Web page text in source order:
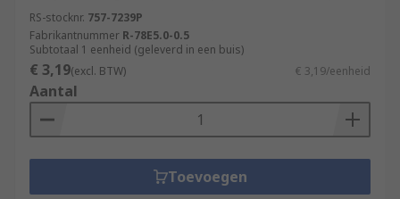
RS-stocknr. 757-7239P
Fabrikantnummer R-78E5.0-0.5
Subtotaal 1 eenheid (geleverd in een buis)
€ 3,19(excl. BTW) € 3,19/eenheid
Aantal
Toevoegen